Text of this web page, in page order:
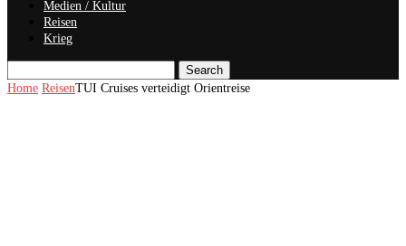
Medien / Kultur
Reisen
Krieg
Search
Home ReisenTUI Cruises verteidigt Orientreise